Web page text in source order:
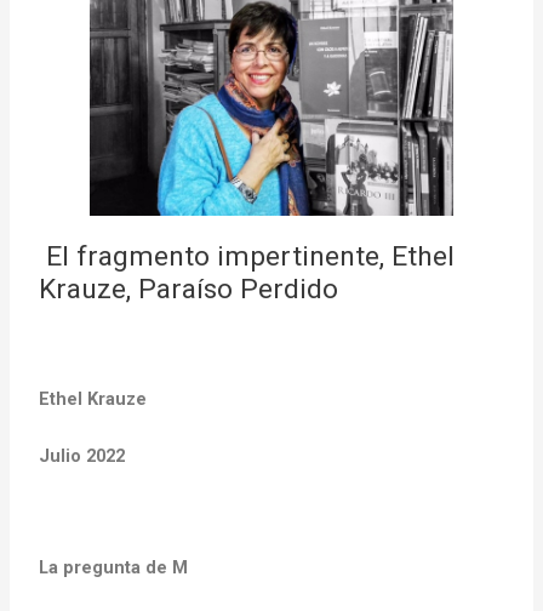
El fragmento impertinente, Ethel
Krauze, Paraíso Perdido
Ethel Krauze
Julio 2022
La pregunta de M